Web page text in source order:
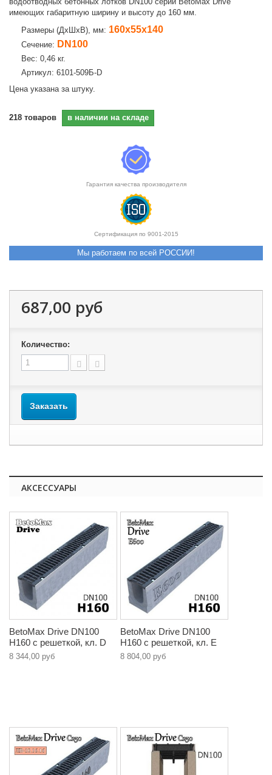
имеющих габаритную ширину и высоту до 160 мм.
Размеры (ДхШхВ), мм: 160х55х140
Сечение: DN100
Вес: 0,46 кг.
Артикул: 6101-509Б-D
Цена указана за штуку.
218 товаров в наличии на складе
Гарантия качества производителя
Сертификация по 9001-2015
Мы работаем по всей РОССИИ!
687,00 руб
Количество:
Заказать
АКСЕССУАРЫ
BetoMax Drive DN100
H160 с решеткой, кл. D
8 344,00 руб
BetoMax Drive DN100
H160 с решеткой, кл. E
8 804,00 руб